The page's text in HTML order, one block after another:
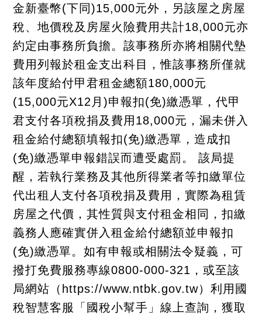
金新臺幣(下同)15,000元外，另該屋之房屋
稅、地價稅及房屋火險費用共計18,000元亦
約定由事務所負擔。該事務所亦將相關代墊
費用列報於租金支出科目，惟該事務所僅就
該年度給付甲君租金總額180,000元
(15,000元X12月)申報扣(免)繳憑單，代甲
君支付各項稅捐及費用18,000元，漏未併入
租金給付總額填報扣(免)繳憑單，造成扣
(免)繳憑單申報錯誤而遭受處罰。 該局提
醒，若執行業務及其他所得業者等扣繳單位
代出租人支付各項稅捐及費用，實際為租賃
房屋之代價，其性質與支付租金相同，扣繳
義務人應確實併入租金給付總額並申報扣
(免)繳憑單。如有申報或相關法令疑義，可
撥打免費服務專線0800-000-321，或至該
局網站（https://www.ntbk.gov.tw）利用國
稅智慧客服「國稅小幫手」線上查詢，獲取